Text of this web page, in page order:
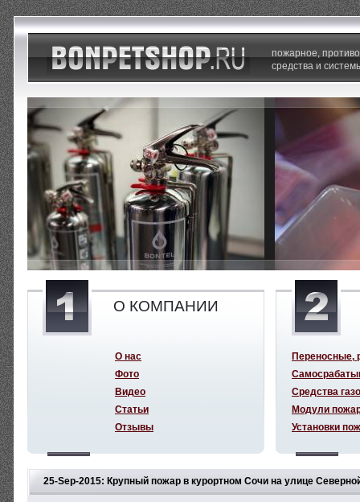
25-Sep-2015: Крупный пожар в курортном Сочи на улице
пожарное,
средства и
О КОМПАНИИ
О нас
Фото
Видео
Статьи
Отзывы
Переносные,
Средства
Модули
Установки